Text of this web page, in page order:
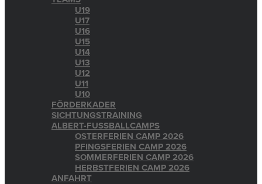
U19
U17
U16
U15
U14
U13
U12
U11
U10
FÖRDERKADER
SICHTUNGSTRAINING
ALBERT-FUSSBALLCAMPS
OSTERFERIEN CAMP 2026
PFINGSFERIEN CAMP 2026
SOMMERFERIEN CAMP 2026
HERBSTFERIEN CAMP 2026
ANFAHRT